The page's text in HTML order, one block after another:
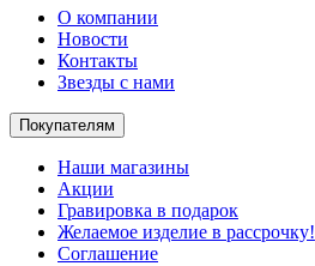
О компании
Новости
Контакты
Звезды с нами
Покупателям
Наши магазины
Акции
Гравировка в подарок
Желаемое изделие в рассрочку!
Соглашение